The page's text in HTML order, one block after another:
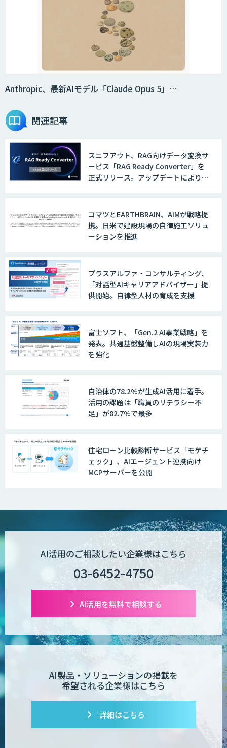
Anthropic、最新AIモデル「Claude Opus 5」…
関連記事
スニフアウト、RAG向けデータ変換サ
ービス「RAG Ready Converter」を
正式リリース。アップデートにより変
コマツとEARTHBRAIN、AIMが戦略提
携。日米で建設現場の自律施工ソリュ
ーションを推進
プラスアルファ・コンサルティング、
「対話型AIキャリアアドバイザー」提
供開始。自律型人材の育成を支援
富士ソフト、「Gen.2 AI事業戦略」を
発表。共通基盤整備しAIの現場実装力
を強化
自治体の78.2%が生成AI活用に着手。
活用の課題は「職員のリテラシー不
足」が82.7%で最多
住宅ローン比較診断サービス「モゲチ
ェック」、AIエージェント連携向け
MCPサーバーを公開
AI活用のご相談したい企業様はこちら
03-6452-4750
AI活用を無料で相談する
AI製品・ソリューションの掲載を
希望される企業様はこちら
詳細はこちら